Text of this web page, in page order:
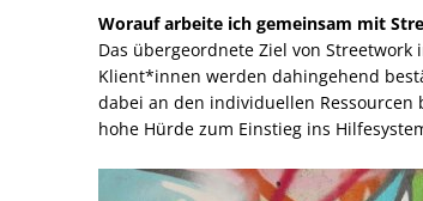
Worauf arbeite ich gemeinsam mit
Das übergeordnete Ziel von
Klient*innen werden dahingehend
dabei an den individuellen
hohe Hürde zum Einstieg ins